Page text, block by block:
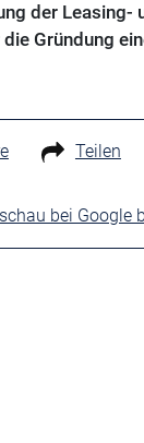
der Leasing-
Gründung
Teilen
bei Google